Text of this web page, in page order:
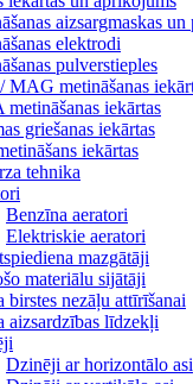
aizsargmaskas un
elektrodi
pulverstieples
MAG metināšanas
iekārtas
griešanas iekārtas
iekārtas
tehnika
Benzīna aeratori
Elektriskie aeratori
mazgātāji
materiālu sijātāji
birstes nezāļu attīrīšanai
aizsardzības līdzekļi
Dzinēji ar horizontālo asi